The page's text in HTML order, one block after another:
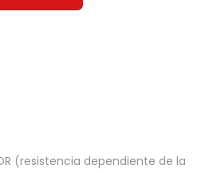
(resistencia dependiente de la